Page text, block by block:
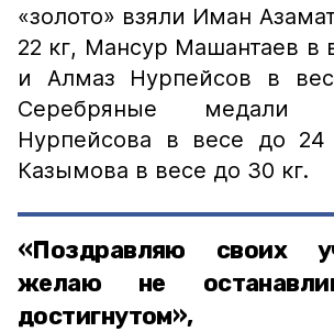
«золото» взяли Иман
22 кг, Мансур Машантаев в
и Алмаз Нурпейсов в
Серебряные медали
Нурпейсова в весе до
Казымова в весе до 30 кг.
«Поздравляю своих
желаю не
достигнутом»,